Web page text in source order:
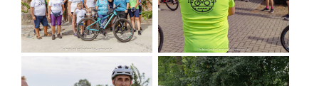
Zespół Pałacowo-Parkowy w Żmigrodzie, fot. Marta
Kamińska